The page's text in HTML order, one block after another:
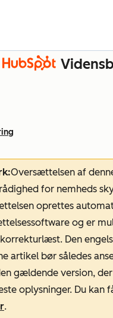
Oversættelsen af
for nemheds
oprettes
og er
Den
artikel bør således
gældende version,
oplysninger. Du kan
.